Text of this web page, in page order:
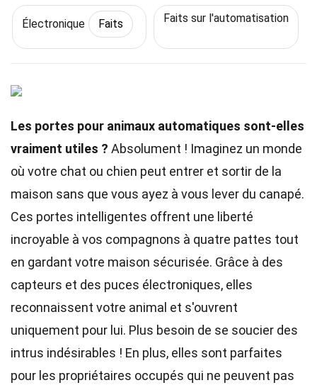
Électronique Faits Faits sur l'automatisation
Les portes pour animaux automatiques sont-elles
vraiment utiles ? Absolument ! Imaginez un monde
où votre chat ou chien peut entrer et sortir de la
maison sans que vous ayez à vous lever du canapé.
Ces portes intelligentes offrent une liberté
incroyable à vos compagnons à quatre pattes tout
en gardant votre maison sécurisée. Grâce à des
capteurs et des puces électroniques, elles
reconnaissent votre animal et s'ouvrent
uniquement pour lui. Plus besoin de se soucier des
intrus indésirables ! En plus, elles sont parfaites
pour les propriétaires occupés qui ne peuvent pas